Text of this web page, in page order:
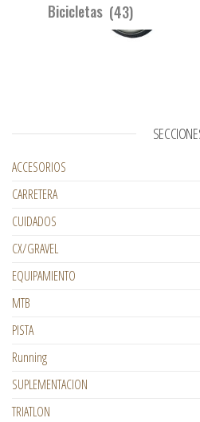
Bicicletas (43)
ACCESORIOS
CARRETERA
CUIDADOS
CX/GRAVEL
EQUIPAMIENTO
MTB
PISTA
Running
SUPLEMENTACION
TRIATLON